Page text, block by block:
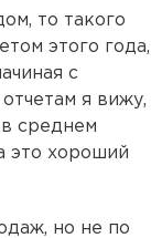
то такого
этого года,
с
я вижу,
среднем
это хороший
но не по